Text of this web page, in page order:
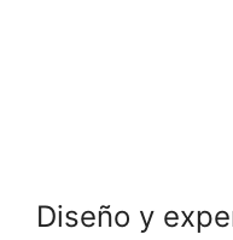
Diseño y